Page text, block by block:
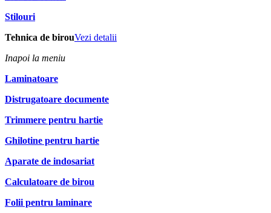
Stilouri
Tehnica de birouVezi detalii
Inapoi la meniu
Laminatoare
Distrugatoare documente
Trimmere pentru hartie
Ghilotine pentru hartie
Aparate de indosariat
Calculatoare de birou
Folii pentru laminare